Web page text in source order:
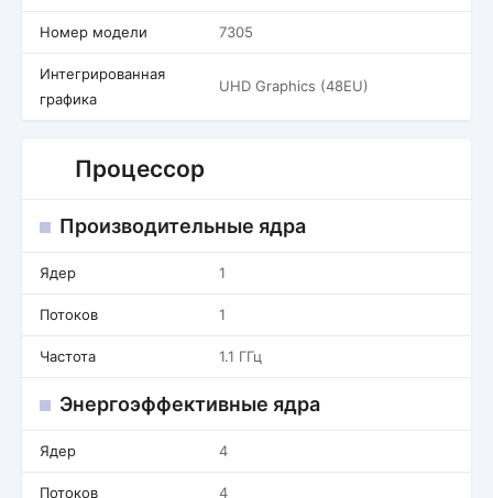
Номер модели 7305
Интегрированная
графика
UHD Graphics (48EU)
Процессор
Производительные ядра
Ядер 1
Потоков 1
Частота 1.1 ГГц
Энергоэффективные ядра
Ядер 4
Потоков 4